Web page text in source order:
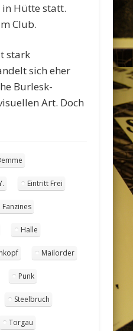
in Hütte statt.
Club.
stark
sich eher
Burlesk-
Art. Doch
Eintritt Frei
Fanzines
Halle
Mailorder
Punk
Steelbruch
Torgau